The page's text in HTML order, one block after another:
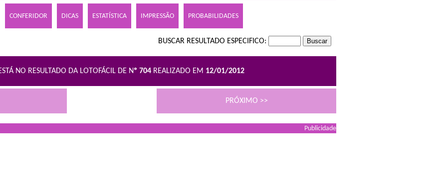
CONFERIDOR DICAS ESTATÍSTICA IMPRESSÃO PROBABILIDADES
BUSCAR RESULTADO ESPECIFICO:
NO RESULTADO DA LOTOFÁCIL DE Nº 704 REALIZADO EM 12/01/2012
PRÓXIMO >>
Publicidade